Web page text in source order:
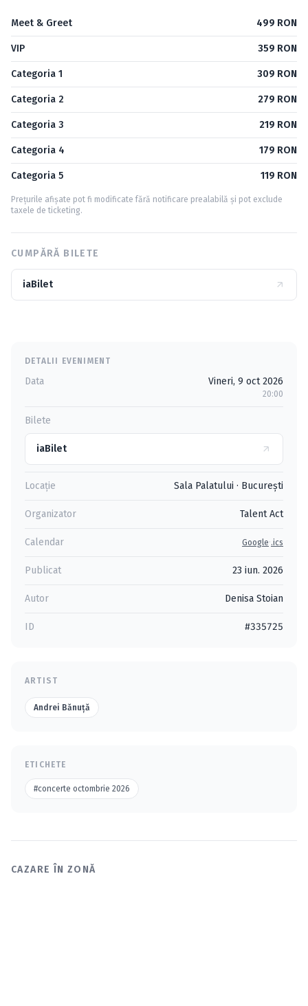
Meet & Greet 499 RON
VIP 359 RON
Categoria 1 309 RON
Categoria 2 279 RON
Categoria 3 219 RON
Categoria 4 179 RON
Categoria 5 119 RON
Prețurile afișate pot fi modificate fără notificare prealabilă și pot exclude
taxele de ticketing.
CUMPĂRĂ BILETE
iaBilet
DETALII EVENIMENT
Data Vineri, 9 oct 2026
20:00
Bilete
iaBilet
Locație Sala Palatului · Bucureşti
Organizator Talent Act
Calendar Google·.ics
Publicat 23 iun. 2026
Autor Denisa Stoian
ID #335725
ARTIST
Andrei Bănuță
ETICHETE
#concerte octombrie 2026
CAZARE ÎN ZONĂ